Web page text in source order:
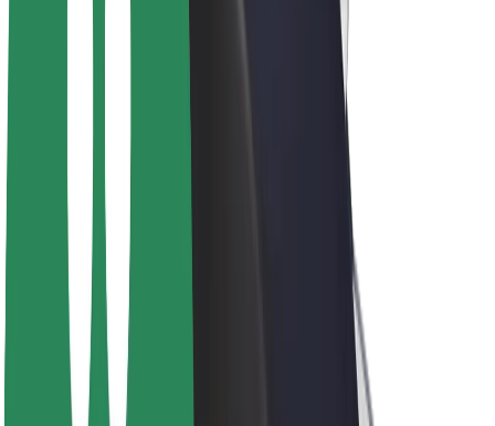
ฟลีท
แฟรนไชส์
บริษัท
งาน
เกี่ยวกับ Bolt